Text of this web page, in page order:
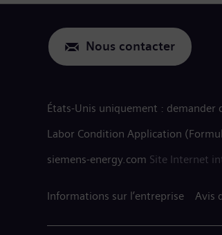
Nous contacter
États-Unis uniquement : demander
Labor Condition Application
siemens-energy.com Site Internet
Informations sur l’entreprise Avis